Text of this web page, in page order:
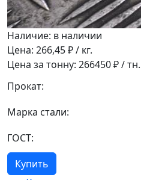
Наличие: в наличии
Цена: 266,45₽ / кг.
Цена за тонну: 266450₽ / тн.
Прокат:
Марка стали:
ГОСТ:
Купить